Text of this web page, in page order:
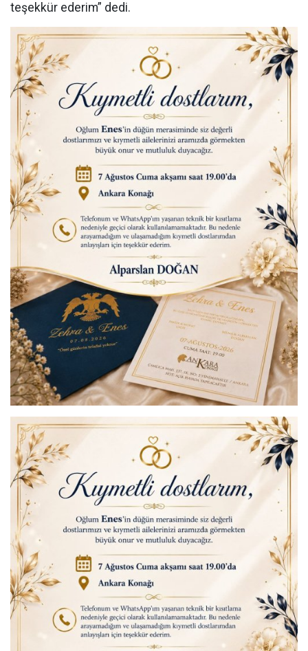
teşekkür ederim” dedi.